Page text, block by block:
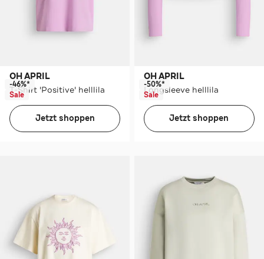
OH APRIL
T-Shirt 'Positive' helllila
-46%*
Sale
Jetzt shoppen
OH APRIL
Longsleeve helllila
-50%*
Sale
Jetzt shoppen